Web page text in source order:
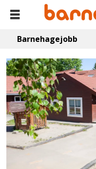
Barnehagejobb